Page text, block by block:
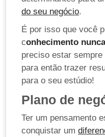
do seu negócio.
É por isso que você
conhecimento
preciso estar
para então trazer
para o seu estúdio!
Plano de
Ter um pensamento
conquistar um